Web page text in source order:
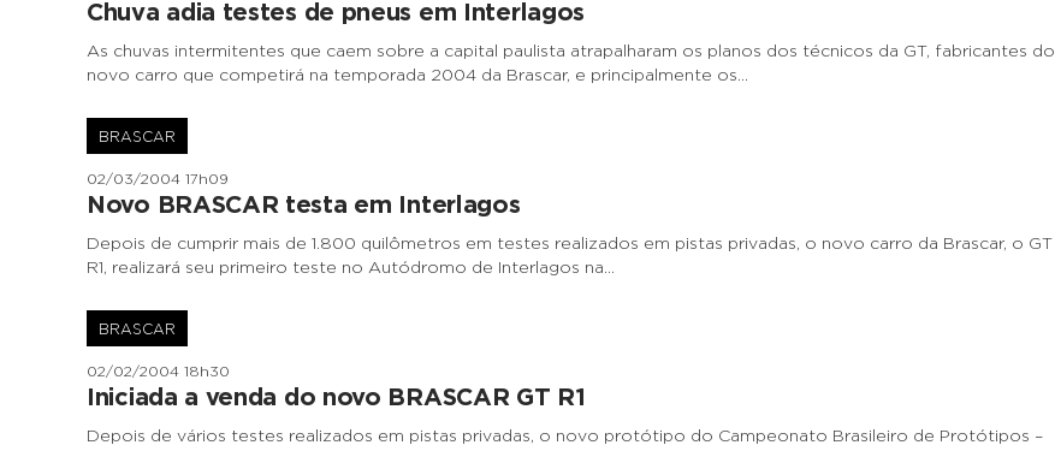
Chuva adia testes de pneus em Interlagos
As chuvas intermitentes que caem sobre a capital paulista atrapalharam os planos dos técnicos da GT, fabricantes do
novo carro que competirá na temporada 2004 da Brascar, e principalmente os…
BRASCAR
02/03/2004 17h09
Novo BRASCAR testa em Interlagos
Depois de cumprir mais de 1.800 quilômetros em testes realizados em pistas privadas, o novo carro da Brascar, o GT
R1, realizará seu primeiro teste no Autódromo de Interlagos na…
BRASCAR
02/02/2004 18h30
Iniciada a venda do novo BRASCAR GT R1
Depois de vários testes realizados em pistas privadas, o novo protótipo do Campeonato Brasileiro de Protótipos –